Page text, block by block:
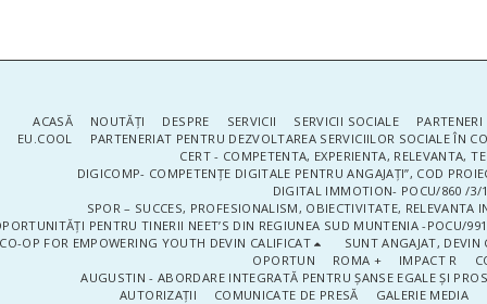
ACASĂ NOUTĂŢI DESPRE SERVICII SERVICII SOCIALE
EU.COOL
PARTENERIAT PENTRU DEZVOLTAREA SERVICIILOR SOCIALE ÎN
CERT - COMPETENTA, EXPERIENTA, RELEVANTA,
DIGICOMP- COMPETENȚE DIGITALE PENTRU ANGAJAȚI”, COD
DIGITAL IMMOTION- POCU/860 /3/
SPOR – SUCCES, PROFESIONALISM, OBIECTIVITATE, RELEVANTA
PENTRU TINERII NEET’S DIN REGIUNEA SUD MUNTENIA -POCU/
CO-OP FOR EMPOWERING YOUTH DEVIN CALIFICAT
SUNT ANGAJAT, DEVIN
OPORTUN
ROMA + IMPACT R
AUGUSTIN - ABORDARE INTEGRATĂ PENTRU ȘANSE EGALE ȘI
AUTORIZAȚII
COMUNICATE DE PRESĂ GALERIE MEDIA